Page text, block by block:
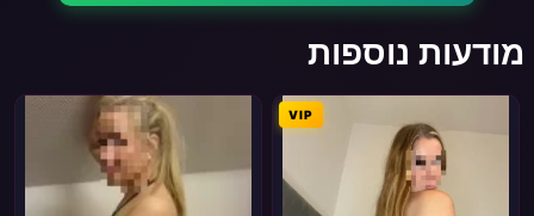
מודעות נוספות
VIP